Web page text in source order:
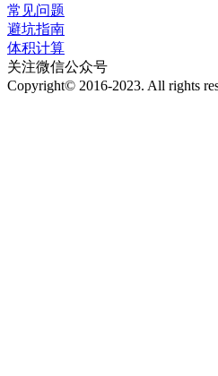
常见问题
避坑指南
体积计算
关注微信公众号
Copyright© 2016-2023. All rights